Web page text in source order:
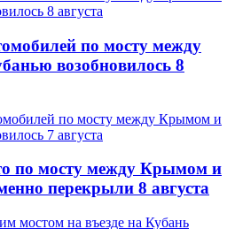
по мосту между
возобновилось 8
по мосту между Крымом и
перекрыли 8 августа